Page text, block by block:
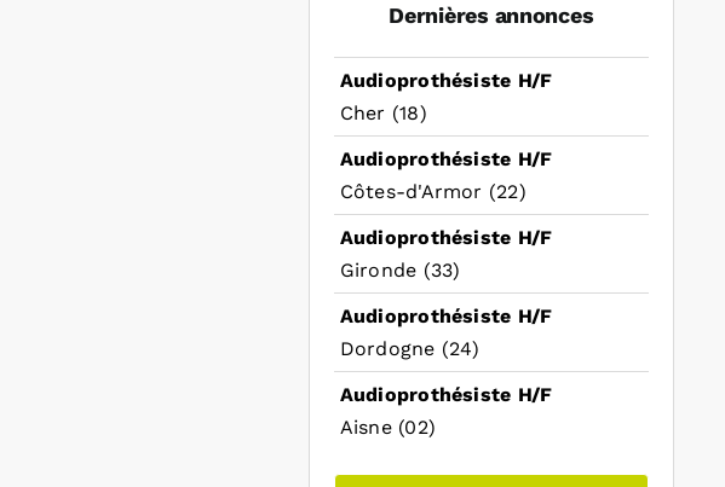
Dernières annonces
Audioprothésiste H/F
Cher (18)
Audioprothésiste H/F
Côtes-d'Armor (22)
Audioprothésiste H/F
Gironde (33)
Audioprothésiste H/F
Dordogne (24)
Audioprothésiste H/F
Aisne (02)